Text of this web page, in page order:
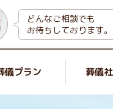
どんなご相談でも
お待ちしております。
儀プラン 葬儀